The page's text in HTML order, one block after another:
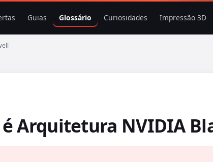
Guias Glossário Curiosidades Impressão 3D
é Arquitetura NVIDIA